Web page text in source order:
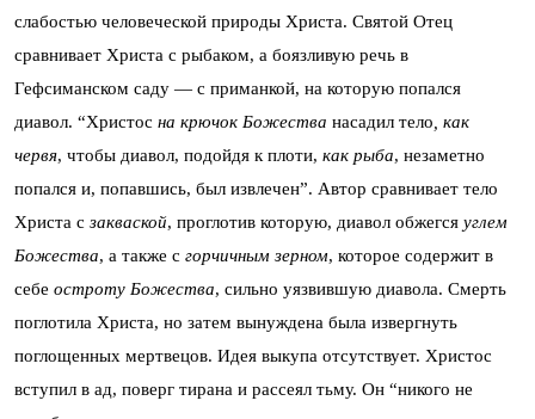
слабостью человеческой природы Христа. Святой Отец
сравнивает Христа с рыбаком, а боязливую речь в
Гефсиманском саду — с приманкой, на которую попался
диавол. “Христос на крючок Божества насадил тело, как
червя, чтобы диавол, подойдя к плоти, как рыба, незаметно
попался и, попавшись, был извлечен”. Автор сравнивает тело
Христа с закваской, проглотив которую, диавол обжегся углем
Божества, а также с горчичным зерном, которое содержит в
себе остроту Божества, сильно уязвившую диавола. Смерть
поглотила Христа, но затем вынуждена была извергнуть
поглощенных мертвецов. Идея выкупа отсутствует. Христос
вступил в ад, поверг тирана и рассеял тьму. Он “никого не